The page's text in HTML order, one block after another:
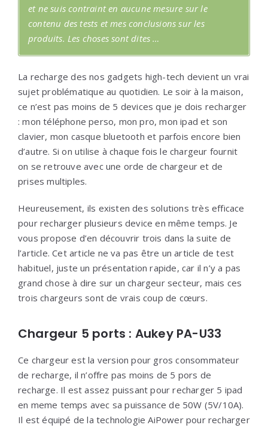
et ne suis contraint en aucune mesure sur le
contenu des tests et mes conclusions sur les
produits. Les choses sont dites …
La recharge des nos gadgets high-tech devient un vrai
sujet problématique au quotidien. Le soir à la maison,
ce n’est pas moins de 5 devices que je dois recharger
: mon téléphone perso, mon pro, mon ipad et son
clavier, mon casque bluetooth et parfois encore bien
d’autre. Si on utilise à chaque fois le chargeur fournit
on se retrouve avec une orde de chargeur et de
prises multiples.
Heureusement, ils existen des solutions très efficace
pour recharger plusieurs device en même temps. Je
vous propose d’en découvrir trois dans la suite de
l’article. Cet article ne va pas être un article de test
habituel, juste un présentation rapide, car il n’y a pas
grand chose à dire sur un chargeur secteur, mais ces
trois chargeurs sont de vrais coup de cœurs.
Chargeur 5 ports : Aukey PA-U33
Ce chargeur est la version pour gros consommateur
de recharge, il n’offre pas moins de 5 pors de
recharge. Il est assez puissant pour recharger 5 ipad
en meme temps avec sa puissance de 50W (5V/10A).
Il est équipé de la technologie AiPower pour recharger